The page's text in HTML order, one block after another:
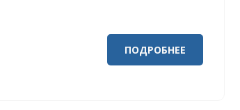
ПОДРОБНЕЕ